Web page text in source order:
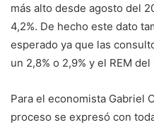
más alto desde agosto del
4,2%. De hecho este dato
esperado ya que las
un 2,8% o 2,9% y el REM del
Para el economista Gabriel
proceso se expresó con